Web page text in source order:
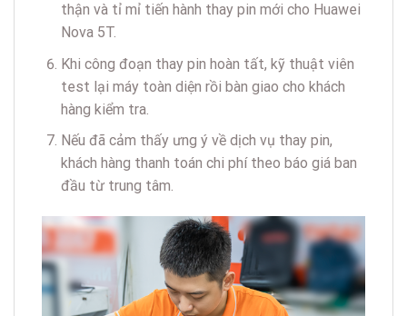
thận và tỉ mỉ tiến hành thay pin mới cho Huawei
Nova 5T.
Khi công đoạn thay pin hoàn tất, kỹ thuật viên
test lại máy toàn diện rồi bàn giao cho khách
hàng kiểm tra.
Nếu đã cảm thấy ưng ý về dịch vụ thay pin,
khách hàng thanh toán chi phí theo báo giá ban
đầu từ trung tâm.